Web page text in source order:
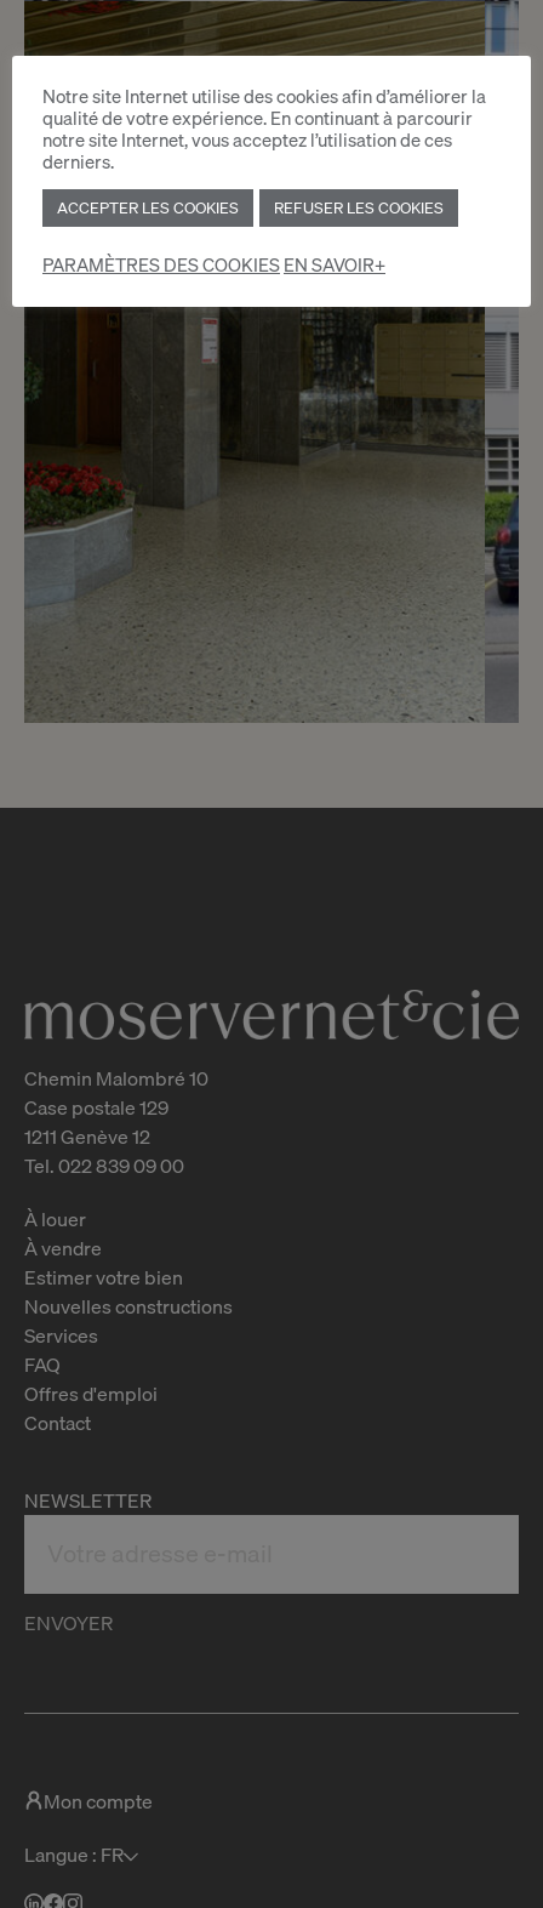
2
Rue Hugo-de-Senger 3
Genève
m2
Chemin Malombré 10
Case postale 129
1211 Genève 12
Tel. 022 839 09 00
À louer
À vendre
Estimer votre bien
Nouvelles constructions
Services
FAQ
Offres d'emploi
Contact
NEWSLETTER
ENVOYER
Mon compte
Langue : FR
Notre site Internet utilise des cookies afin d’améliorer la
qualité de votre expérience. En continuant à parcourir
notre site Internet, vous acceptez l’utilisation de ces
derniers.
ACCEPTER LES COOKIES REFUSER LES COOKIES
PARAMÈTRES DES COOKIESEN SAVOIR+